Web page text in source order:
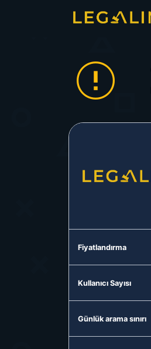
Fiyatlandırma
Kullanıcı Sayısı
Günlük arama sınırı